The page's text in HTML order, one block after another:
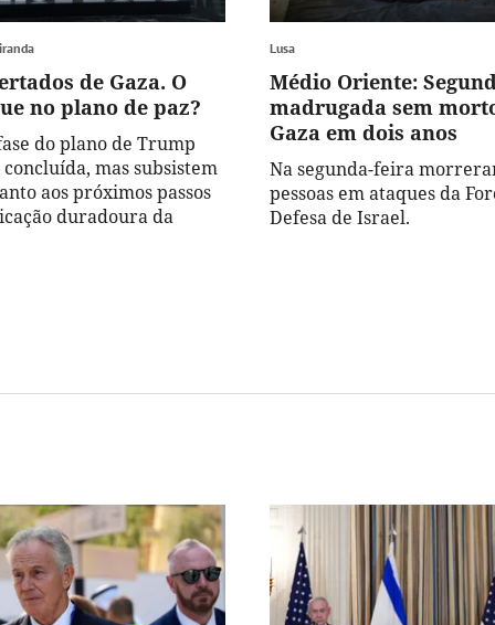
de Gaza. O
no plano de paz?
do plano de Trump
mas subsistem
aos próximos passos
duradoura da
Lusa
Médio Oriente:
madrugada sem
Gaza em dois anos
Na segunda-feira
pessoas em ataques da
Defesa de Israel.